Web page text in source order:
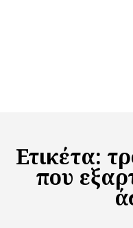
Ετικέτα:
που